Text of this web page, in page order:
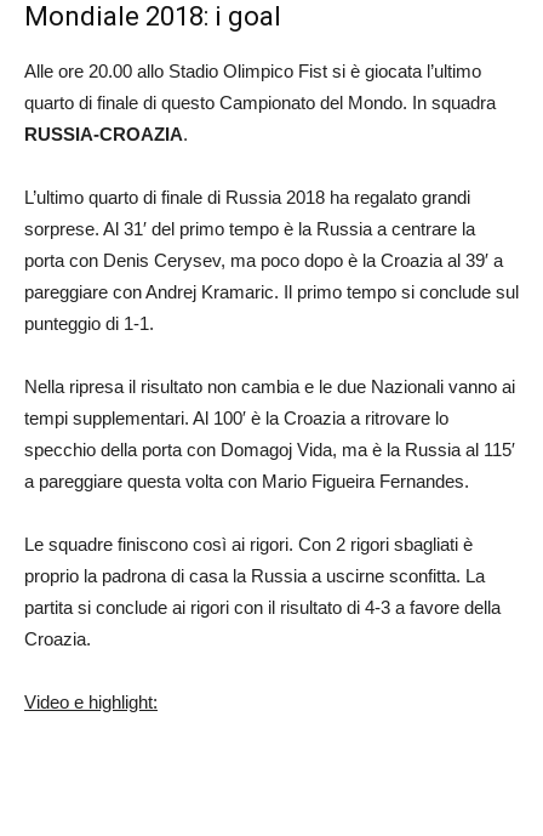
Mondiale 2018: i goal
Alle ore 20.00 allo Stadio Olimpico Fist si è giocata l’ultimo
quarto di finale di questo Campionato del Mondo. In squadra
RUSSIA-CROAZIA.
L’ultimo quarto di finale di Russia 2018 ha regalato grandi
sorprese. Al 31′ del primo tempo è la Russia a centrare la
porta con Denis Cerysev, ma poco dopo è la Croazia al 39′ a
pareggiare con Andrej Kramaric. Il primo tempo si conclude sul
punteggio di 1-1.
Nella ripresa il risultato non cambia e le due Nazionali vanno ai
tempi supplementari. Al 100′ è la Croazia a ritrovare lo
specchio della porta con Domagoj Vida, ma è la Russia al 115′
a pareggiare questa volta con Mario Figueira Fernandes.
Le squadre finiscono così ai rigori. Con 2 rigori sbagliati è
proprio la padrona di casa la Russia a uscirne sconfitta. La
partita si conclude ai rigori con il risultato di 4-3 a favore della
Croazia.
Video e highlight: